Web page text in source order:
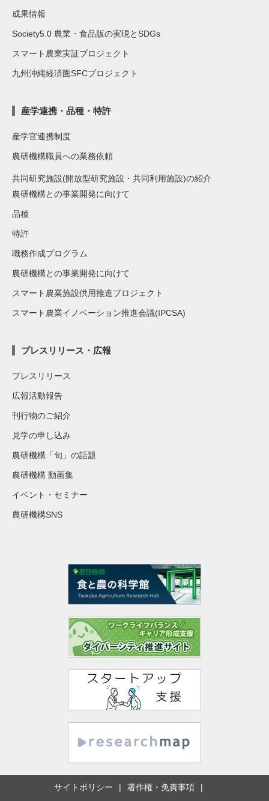
成果情報
Society5.0 農業・食品版の実現とSDGs
スマート農業実証プロジェクト
九州沖縄経済圏SFCプロジェクト
産学連携・品種・特許
産学官連携制度
農研機構職員への業務依頼
共同研究施設(開放型研究施設・共同利用施設)の紹介
農研機構との事業開発に向けて
品種
特許
職務作成プログラム
農研機構との事業開発に向けて
スマート農業施設供用推進プロジェクト
スマート農業イノベーション推進会議(IPCSA)
プレスリリース・広報
プレスリリース
広報活動報告
刊行物のご紹介
見学の申し込み
農研機構「旬」の話題
農研機構 動画集
イベント・セミナー
農研機構SNS
サイトポリシー 著作権・免責事項